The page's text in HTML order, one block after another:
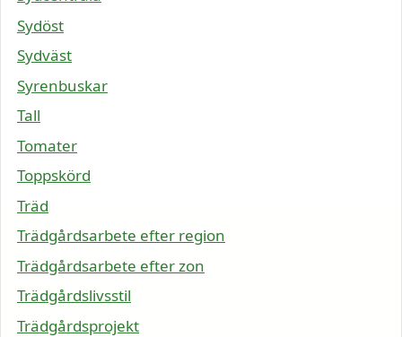
Sydöst
Sydväst
Syrenbuskar
Tall
Tomater
Toppskörd
Träd
Trädgårdsarbete efter region
Trädgårdsarbete efter zon
Trädgårdslivsstil
Trädgårdsprojekt